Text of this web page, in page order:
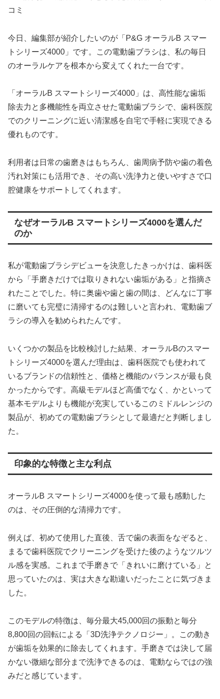
コミ
今日、編集部が紹介したいのが「P&G オーラルB スマー
トシリーズ4000」です。この電動歯ブラシは、私の毎日
のオーラルケアを根本から変えてくれた一台です。
「オーラルB スマートシリーズ4000」は、高性能な歯垢
除去力と多機能性を両立させた電動歯ブラシで、歯科医院
でのクリーニングに近い清潔感を自宅で手軽に実現できる
優れものです。
利用者は日常の歯磨きはもちろん、歯周病予防や歯の着色
汚れ対策にも活用でき、その高い洗浄力と使いやすさで口
腔健康をサポートしてくれます。
なぜオーラルB スマートシリーズ4000を選んだ
のか
私が電動歯ブラシデビューを決意したきっかけは、歯科医
から「手磨きだけでは取りきれない歯垢がある」と指摘さ
れたことでした。特に奥歯や歯と歯の間は、どんなに丁寧
に磨いても完璧に清掃するのは難しいと言われ、電動歯ブ
ラシの導入を勧められたんです。
いくつかの製品を比較検討した結果、オーラルBのスマー
トシリーズ4000を選んだ理由は、歯科医院でも使われて
いるブランドの信頼性と、価格と機能のバランスが最も良
かったからです。高級モデルほど高価でなく、かといって
基本モデルよりも機能が充実しているこのミドルレンジの
製品が、初めての電動歯ブラシとして最適だと判断しまし
た。
印象的な特徴と主な利点
オーラルB スマートシリーズ4000を使って最も感動した
のは、その圧倒的な清掃力です。
例えば、初めて使用した直後、舌で歯の表面をなぞると、
まるで歯科医院でクリーニングを受けた後のようなツルツ
ル感を実感。これまで手磨きで「きれいに磨けている」と
思っていたのは、実は大きな勘違いだったことに気づきま
した。
このモデルの特徴は、毎分最大45,000回の振動と毎分
8,800回の回転による「3D洗浄テクノロジー」。この動き
が歯垢を効果的に除去してくれます。手磨きでは決して届
かない微細な部分まで洗浄できるのは、電動ならではの強
みだと感じています。